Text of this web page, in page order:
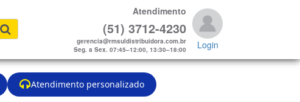
Atendimento personalizado
Atendimento
(51) 3712-4230
gerencia@rmsuldistribuidora.com.br
Seg. a Sex. 07:45–12:00, 13:30–18:00
Login